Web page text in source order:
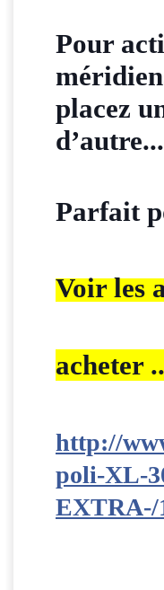
Pour
placez
Parfait
Voirles
acheter
http://
poli-XL-
EXTRA-/